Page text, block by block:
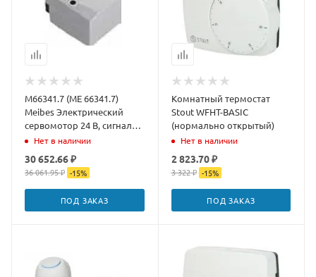
M66341.7 (МЕ 66341.7)
Meibes Электрический
сервомотор 24 В, cигнал
0_10 В
Нет в наличии
30 652.66 ₽
36 061.95 ₽ -15%
ПОД ЗАКАЗ
Комнатный термостат
Stout WFHT-BASIC
(нормально открытый)
Нет в наличии
2 823.70 ₽
3 322 ₽ -15%
ПОД ЗАКАЗ